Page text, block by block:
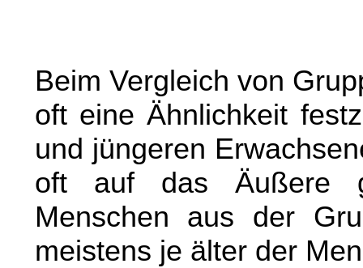
Beim Vergleich von
oft eine Ähnlichkeit
und jüngeren
oft auf das Äußere
Menschen aus der
meistens je älter der